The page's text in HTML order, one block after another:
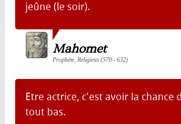
jeûne (le soir).
Mahomet
Prophète, Religieux (570 - 632)
Etre actrice, c'est avoir la
tout bas.